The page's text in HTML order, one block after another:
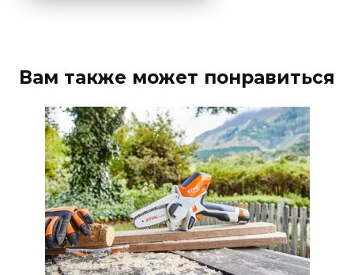
Вам также может понравиться